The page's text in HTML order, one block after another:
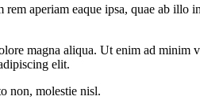
aperiam eaque ipsa, quae ab illo
magna aliqua. Ut enim ad
elit.
non, molestie nisl.